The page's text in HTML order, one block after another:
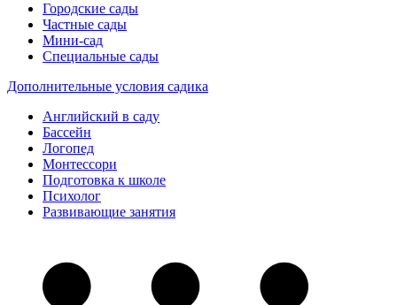
Городские сады
Частные сады
Мини-сад
Специальные сады
Дополнительные условия садика
Английский в саду
Бассейн
Логопед
Монтессори
Подготовка к школе
Психолог
Развивающие занятия